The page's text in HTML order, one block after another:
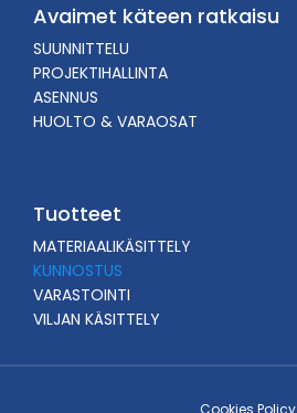
Avaimet käteen ratkaisu
SUUNNITTELU
PROJEKTIHALLINTA
ASENNUS
HUOLTO & VARAOSAT
Tuotteet
MATERIAALIKÄSITTELY
KUNNOSTUS
VARASTOINTI
VILJAN KÄSITTELY
Cookies Policy